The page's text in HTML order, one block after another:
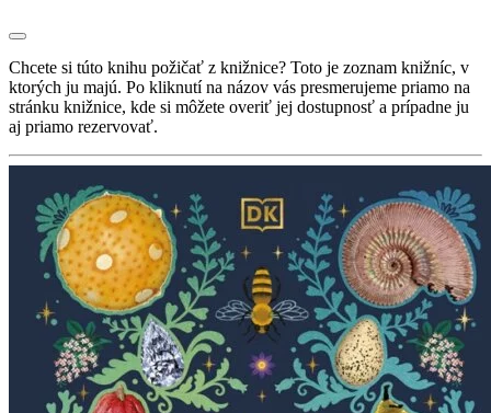
Chcete si túto knihu požičať z knižnice? Toto je zoznam knižníc, v
ktorých ju majú. Po kliknutí na názov vás presmerujeme priamo na
stránku knižnice, kde si môžete overiť jej dostupnosť a prípadne ju
aj priamo rezervovať.